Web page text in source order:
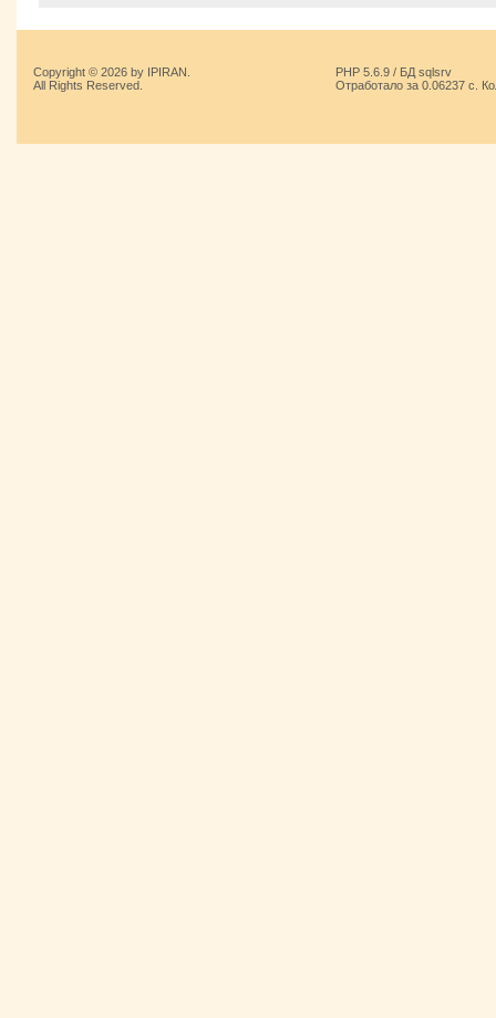
Copyright © 2026 by IPIRAN.
All Rights Reserved.
PHP 5.6.9 / БД sqlsrv
Отработало за 0.06237 с.